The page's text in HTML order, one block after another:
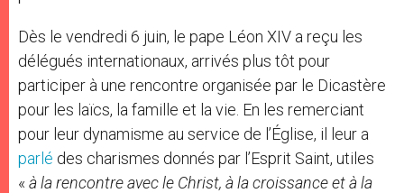
Dès le vendredi 6 juin, le pape Léon XIV a reçu les
délégués internationaux, arrivés plus tôt pour
participer à une rencontre organisée par le Dicastère
pour les laïcs, la famille et la vie. En les remerciant
pour leur dynamisme au service de l’Église, il leur a
parlé des charismes donnés par l’Esprit Saint, utiles
« à la rencontre avec le Christ, à la croissance et à la